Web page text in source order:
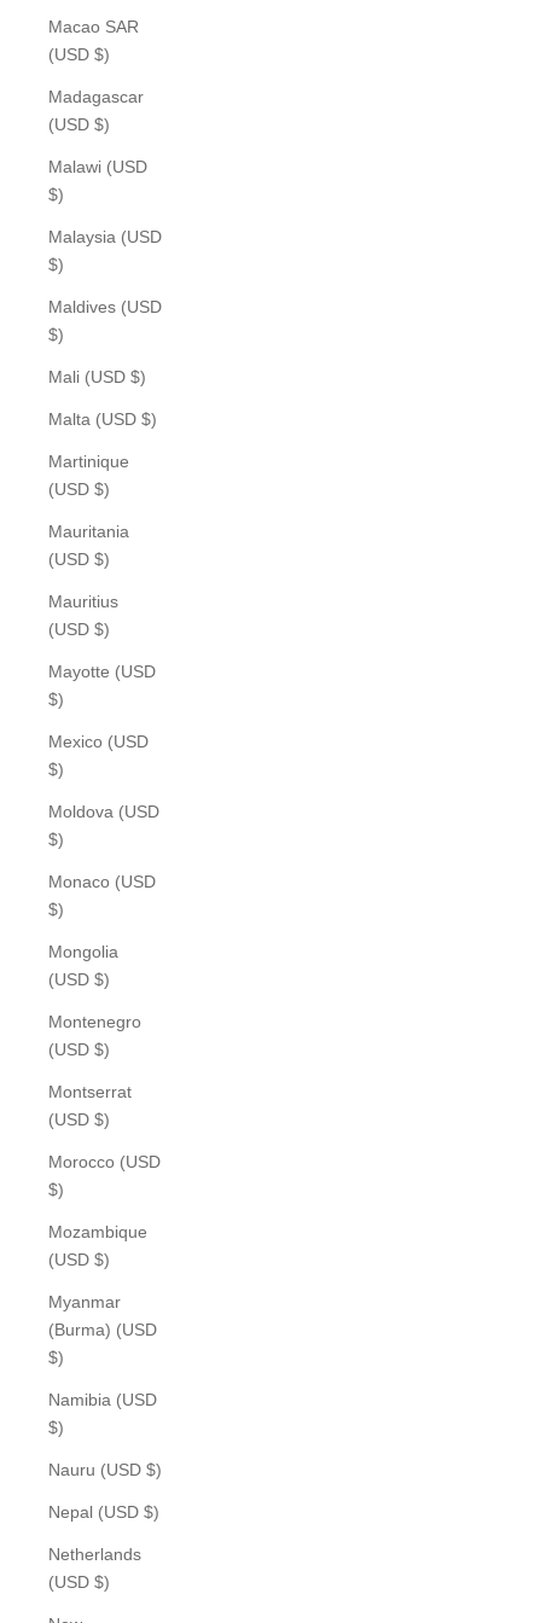
Macao SAR
(USD $)
Madagascar
(USD $)
Malawi (USD
$)
Malaysia (USD
$)
Maldives (USD
$)
Mali (USD $)
Malta (USD $)
Martinique
(USD $)
Mauritania
(USD $)
Mauritius
(USD $)
Mayotte (USD
$)
Mexico (USD
$)
Moldova (USD
$)
Monaco (USD
$)
Mongolia
(USD $)
Montenegro
(USD $)
Montserrat
(USD $)
Morocco (USD
$)
Mozambique
(USD $)
Myanmar
(Burma) (USD
$)
Namibia (USD
$)
Nauru (USD $)
Nepal (USD $)
Netherlands
(USD $)